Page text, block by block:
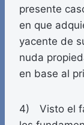
presente
en que
yacente de
nuda
en base al
4) Visto el